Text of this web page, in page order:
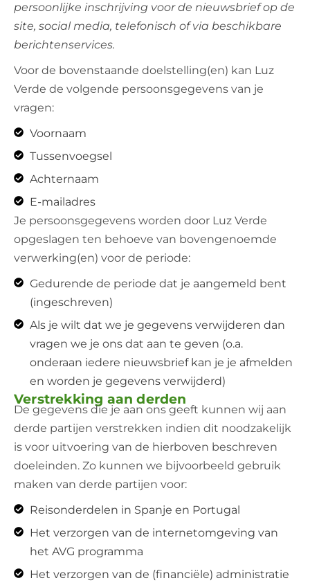
persoonlijke inschrijving voor de nieuwsbrief op de
site, social media, telefonisch of via beschikbare
berichtenservices.
Voor de bovenstaande doelstelling(en) kan Luz
Verde de volgende persoonsgegevens van je
vragen:
Voornaam
Tussenvoegsel
Achternaam
E-mailadres
Je persoonsgegevens worden door Luz Verde
opgeslagen ten behoeve van bovengenoemde
verwerking(en) voor de periode:
Gedurende de periode dat je aangemeld bent
(ingeschreven)
Als je wilt dat we je gegevens verwijderen dan
vragen we je ons dat aan te geven (o.a.
onderaan iedere nieuwsbrief kan je je afmelden
en worden je gegevens verwijderd)
Verstrekking aan derden
De gegevens die je aan ons geeft kunnen wij aan
derde partijen verstrekken indien dit noodzakelijk
is voor uitvoering van de hierboven beschreven
doeleinden. Zo kunnen we bijvoorbeeld gebruik
maken van derde partijen voor:
Reisonderdelen in Spanje en Portugal
Het verzorgen van de internetomgeving van
het AVG programma
Het verzorgen van de (financiële) administratie